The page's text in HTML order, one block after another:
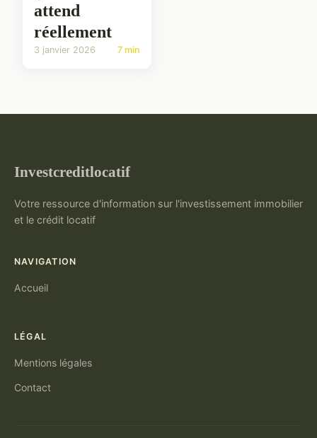
attend
réellement
3 janvier 2026 7 min
Investcreditlocatif
Votre ressource d'information sur l'investissement immobilier
et le crédit locatif
NAVIGATION
Accueil
LÉGAL
Mentions légales
Contact